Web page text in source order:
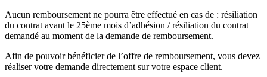
Aucun remboursement ne pourra être effectué en cas de : résiliation
du contrat avant le 25ème mois d’adhésion / résiliation du contrat
demandé au moment de la demande de remboursement.
Afin de pouvoir bénéficier de l’offre de remboursement, vous devez
réaliser votre demande directement sur votre espace client.